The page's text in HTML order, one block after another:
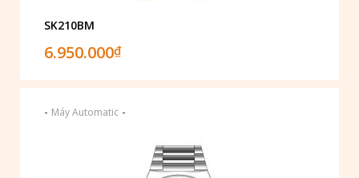
SK210BM
6.950.000₫
- Máy Automatic -